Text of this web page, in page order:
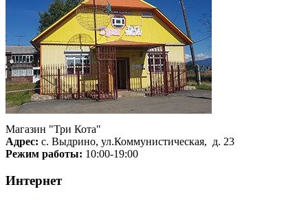
Магазин "Три Кота"
Адрес: с. Выдрино, ул.Коммунистическая, д. 23
Режим работы: 10:00-19:00
Интернет